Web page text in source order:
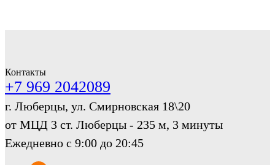
Контакты
+7 969 2042089
г. Люберцы, ул. Смирновская 18\20
от МЦД 3 ст. Люберцы - 235 м, 3 минуты
Ежедневно с 9:00 до 20:45